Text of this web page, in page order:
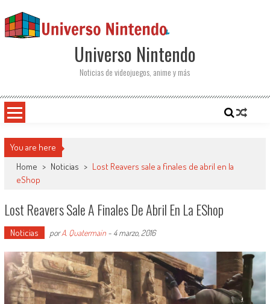
Universo Nintendo
Noticias de videojuegos, anime y más
You are here
Home > Noticias > Lost Reavers sale a finales de abril en la
eShop
Lost Reavers Sale A Finales De Abril En La EShop
Noticias porA. Quatermain- 4 marzo, 2016